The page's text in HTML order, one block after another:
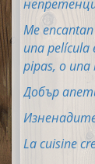
Me
una película
pipas, o una
Добър
La cuisine